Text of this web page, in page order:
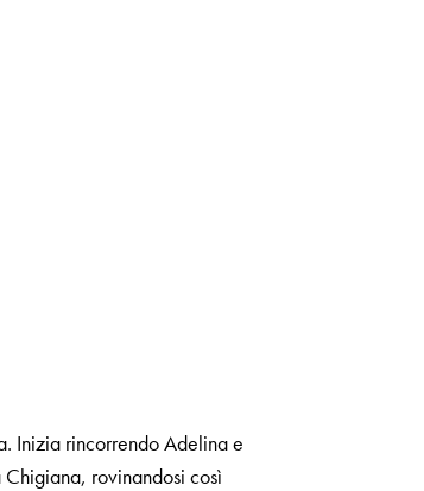
Inizia rincorrendo Adelina e
rovinandosi così